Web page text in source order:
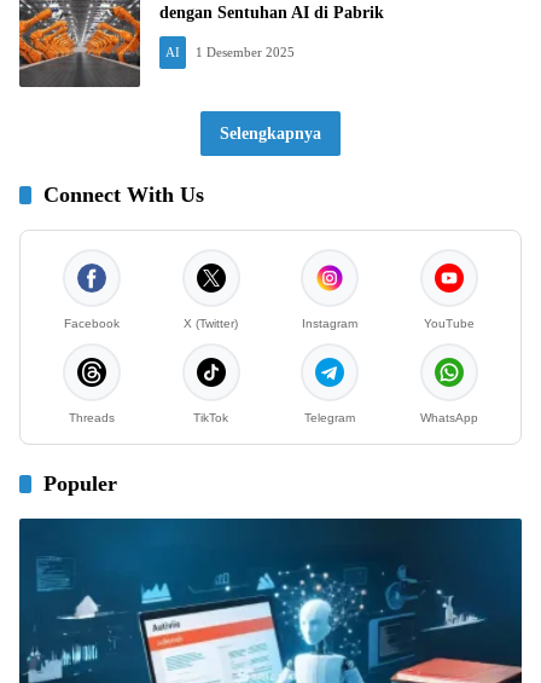
dengan Sentuhan AI di Pabrik
AI 1 Desember 2025
Selengkapnya
Connect With Us
Facebook X (Twitter) Instagram YouTube
Threads TikTok Telegram WhatsApp
Populer